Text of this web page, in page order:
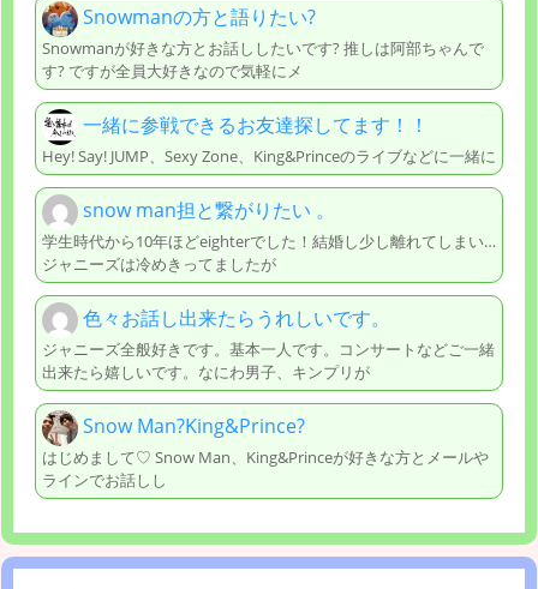
Snowmanの方と語りたい?
Snowmanが好きな方とお話ししたいです? 推しは阿部ちゃんで
す? ですが全員大好きなので気軽にメ
一緒に参戦できるお友達探してます！！
Hey! Say! JUMP、Sexy Zone、King&Princeのライブなどに一緒に
snow man担と繋がりたい 。
学生時代から10年ほどeighterでした！結婚し少し離れてしまい…
ジャニーズは冷めきってましたが
色々お話し出来たらうれしいです。
ジャニーズ全般好きです。基本一人です。コンサートなどご一緒
出来たら嬉しいです。なにわ男子、キンプリが
Snow Man?King&Prince?
はじめまして♡ Snow Man、King&Princeが好きな方とメールや
ラインでお話しし